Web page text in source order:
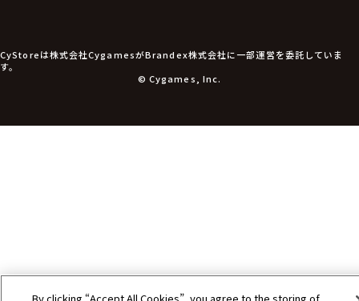
アパレル小物
アクセサリー
CyStoreは株式会社CygamesがBrandex株式会社に一部運営を委託していま
す。
© Cygames, Inc.